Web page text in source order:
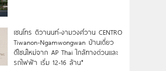
เซนโทร ติวานนท์-งามวงศ์วาน CENTRO
Tiwanon-Ngamwongwan บ้านเดี่ยว
ดีไซน์ใหม่จาก AP Thai ใกล้ทางด่วนและ
รถไฟฟ้า เริ่ม 12-16 ล้าน*